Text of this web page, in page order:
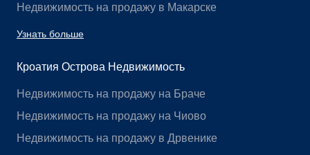
Недвижимость на продажу в Макарске
Узнать больше
Кроатия Острова Недвижимость
Недвижимость на продажу на Браче
Недвижимость на продажу на Чиово
Недвижимость на продажу в Дрвенике